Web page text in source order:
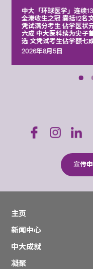
中大「环球医学」连续
全港收生之冠 囊括12名
凭试满分考生 佔学医状
六成 中大医科续为尖子
选 文凭试考生佔学额七
2026年8月5日
宣传
主页
新闻中心
中大成就
凝聚